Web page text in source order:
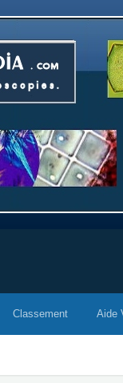
Classement Aide